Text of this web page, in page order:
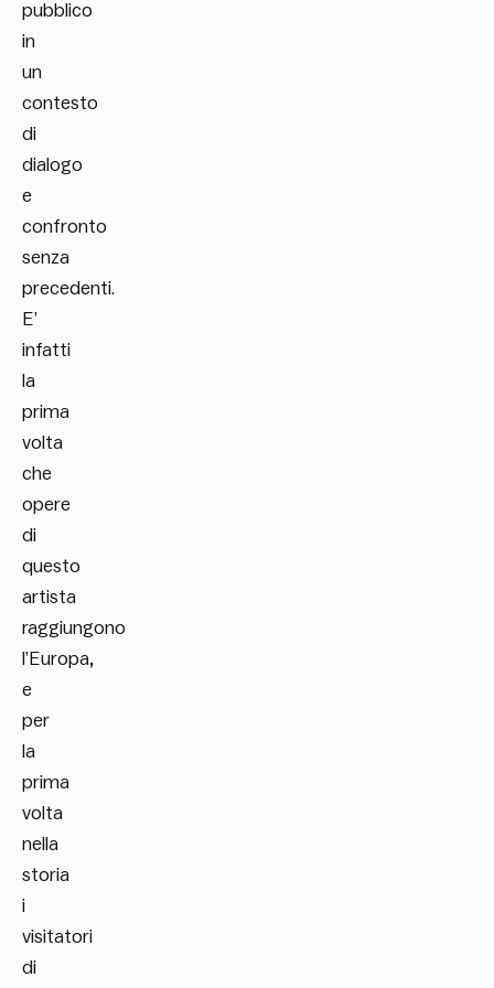
pubblico
in
un
contesto
di
dialogo
e
confronto
senza
precedenti.
E’
infatti
la
prima
volta
che
opere
di
questo
artista
raggiungono
l’Europa,
e
per
la
prima
volta
nella
storia
i
visitatori
di